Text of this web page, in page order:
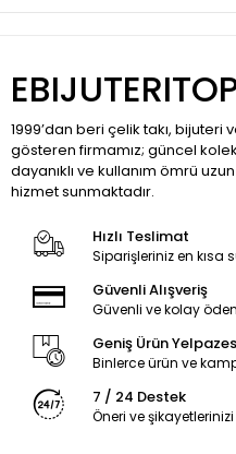
1999’dan beri çelik takı,
gösteren firmamız; güncel
dayanıklı ve kullanım ömrü
hizmet sunmaktadır.
Hızlı Teslimat
Siparişleriniz en kısa
Güvenli Alışveriş
Güvenli ve kolay
Geniş Ürün
Binlerce ürün ve
7 / 24 Destek
Öneri ve